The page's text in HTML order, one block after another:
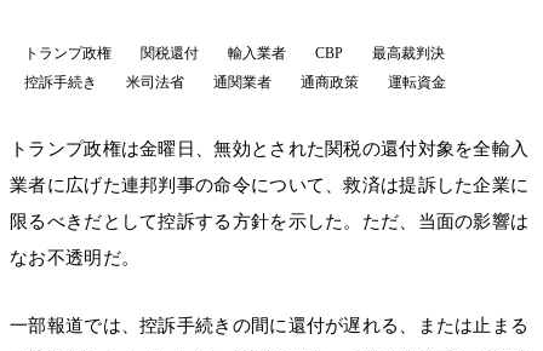
トランプ政権 関税還付 輸入業者 CBP
最高裁判決
控訴手続き
米司法省 通関業者 通商政策 運転資金
トランプ政権は金曜日、無効とされた関税の還付対象を全輸入
業者に広げた連邦判事の命令について、救済は提訴した企業に
限るべきだとして控訴する方針を示した。ただ、当面の影響は
なお不透明だ。
一部報道では、控訴手続きの間に還付が遅れる、または止まる